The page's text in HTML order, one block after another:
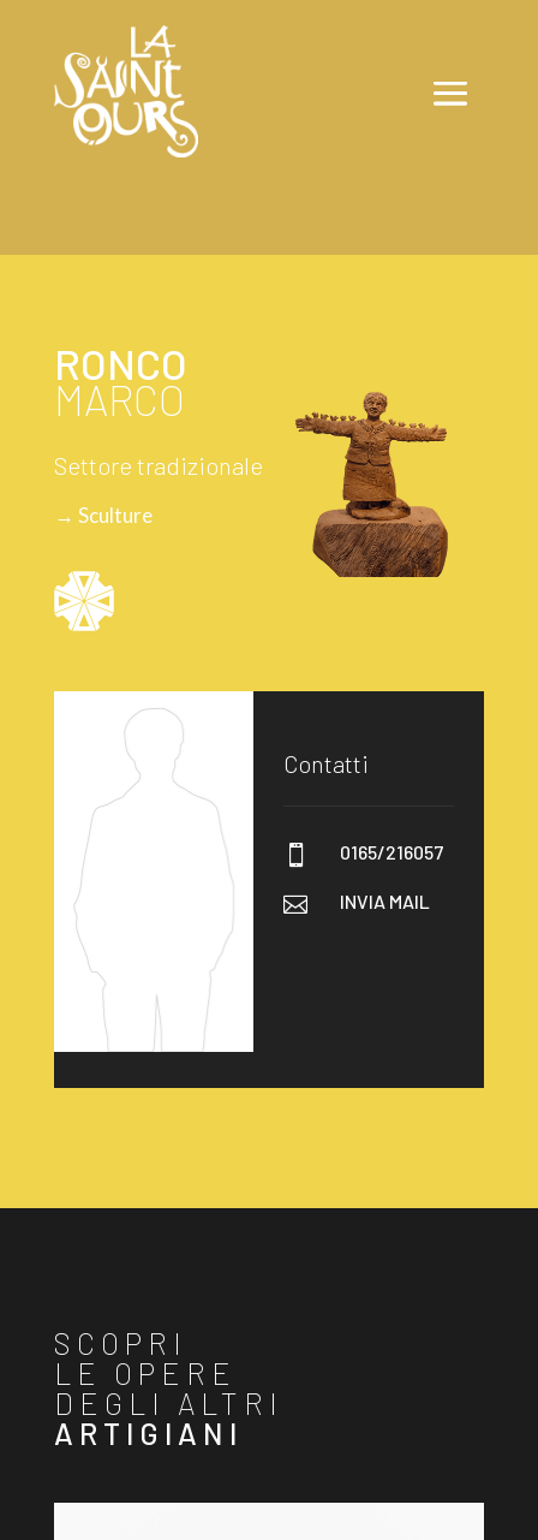
RONCO
MARCO
Settore tradizionale
→ Sculture
Contatti
 0165/216057
 INVIA MAIL
SCOPRI
LE OPERE
DEGLI ALTRI
ARTIGIANI